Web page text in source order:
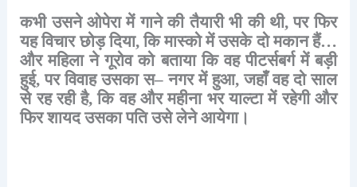
कभी उसने ओपेरा में गाने की तैयारी भी की थी,पर फिर
यह विचार छोड़ दिया,कि मास्को में उसके दो मकान हैं…
और महिला ने गूरोव को बताया कि वह पीटर्सबर्ग में बड़ी
हुई,पर विवाह उसका स–नगर में हुआ,जहाँ वह दो साल
से रह रही है,कि वह और महीना भर याल्टा में रहेगी और
फिर शायद उसका पति उसे लेने आयेगा।